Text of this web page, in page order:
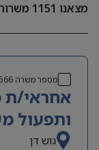
מצאנו 1151
מספר משרה
אחראי/ת
ותפעול
גוש דן